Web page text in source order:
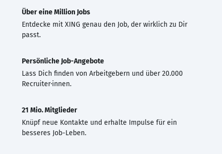
Über eine Million Jobs
Entdecke mit XING genau den Job, der wirklich zu Dir
passt.
Persönliche Job-Angebote
Lass Dich finden von Arbeitgebern und über 20.000
Recruiter·innen.
21 Mio. Mitglieder
Knüpf neue Kontakte und erhalte Impulse für ein
besseres Job-Leben.